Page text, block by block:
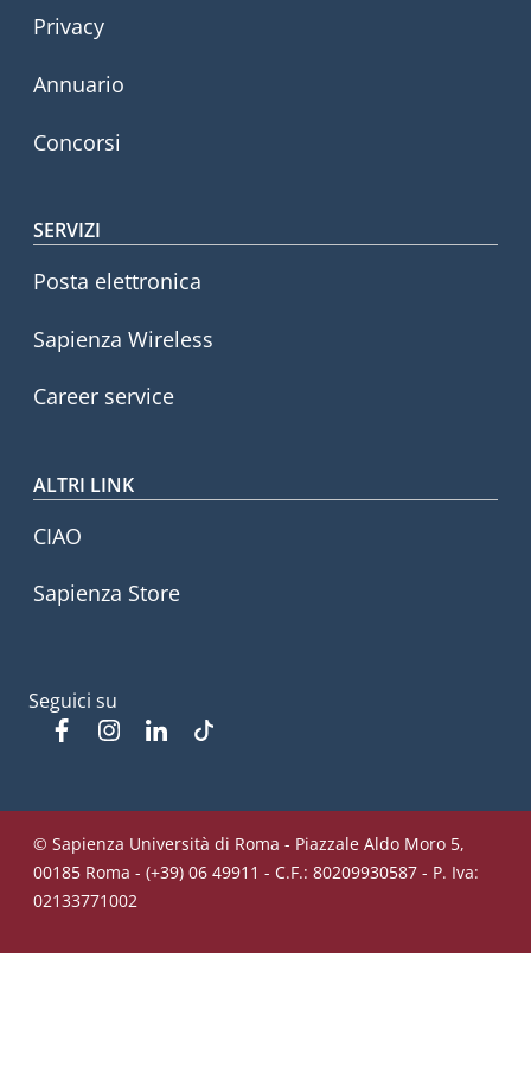
Privacy
Annuario
Concorsi
SERVIZI
Posta elettronica
Sapienza Wireless
Career service
ALTRI LINK
CIAO
Sapienza Store
Seguici su
FacebookInstagram
Linkedin
© Sapienza Università di Roma - Piazzale Aldo Moro 5,
00185 Roma - (+39) 06 49911 - C.F.: 80209930587 - P. Iva:
02133771002